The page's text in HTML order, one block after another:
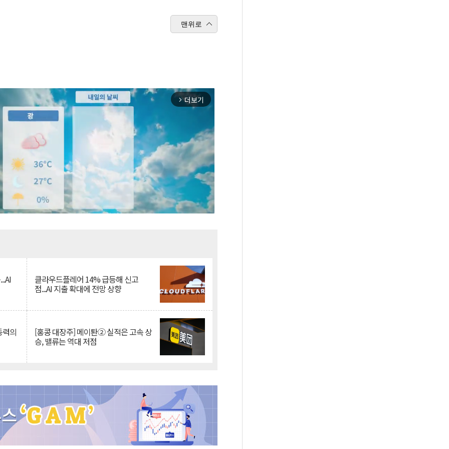
맨위로
arrow_forward_ios 더보기
클라우드플레어 14% 급등해 신고
점...AI 지출 확대에 전망 상향
의 [홍콩 대장주] 메이퇀② 실적은 고속 상
승, 밸류는 역대 저점